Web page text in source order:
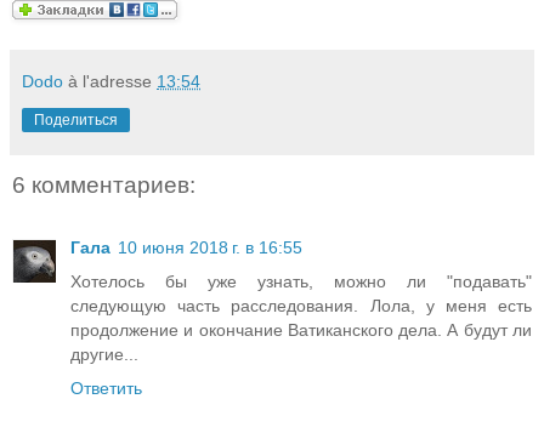
Dodo à l'adresse 13:54
Поделиться
6 комментариев:
Гала 10 июня 2018 г. в 16:55
Хотелось бы уже узнать, можно ли "подавать"
следующую часть расследования. Лола, у меня есть
продолжение и окончание Ватиканского дела. А будут ли
другие...
Ответить